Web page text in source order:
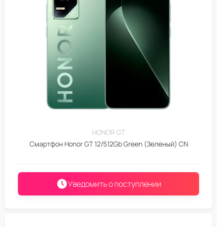
HONOR GT
Смартфон Honor GT 12/512Gb Green (Зеленый) CN
Уведомить о поступлении